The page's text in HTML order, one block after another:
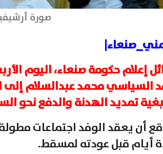
صورة
إعلام حكومة صنعاء، اليوم
السياسي محمد عبدالسلام إلى
تمديد الهدنة والدفع نحو
أن يعقد الوفد اجتماعات
أيام قبل عودته لمسقط.